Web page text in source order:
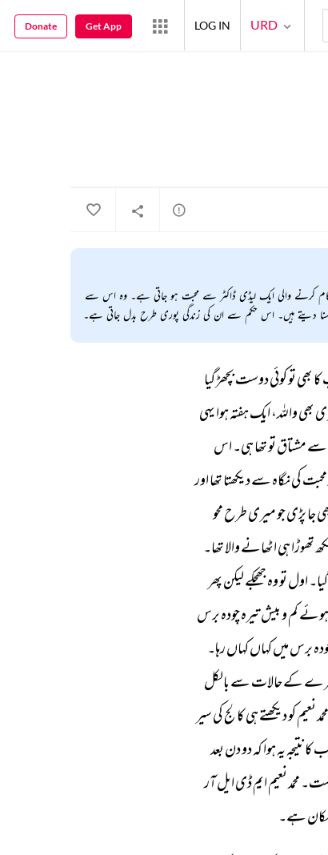
کام کرنے والی ایک لیڈی ڈاکٹر سے محبت ہو جاتی ہے۔ وہ اس سے
کا بھی تو کوئی دوست بچھڑ گیا
بھی واللہ، ایک ہفتہ ہوا یہی
سے مشتاق تو تھا ہی۔ اس
محبت کی نگاہ سے دیکھتا تھا اور
جا پڑی جو میری طرح محو
تھوڑا ہی اٹھانے والا تھا۔
گیا۔ اول تو وہ جھجکے لیکن پھر
ہوئے کم و بیش تیرہ چودہ برس
برس میں کہاں کہاں رہا۔
کے حالات سے بالکل
محمد نعیم کو دیکھتے ہی کالج کی سیر
کا نتیجہ یہ ہوا کہ دو دن بعد
محمد نعیم ایم ڈی ایل آر
ہے۔
URD
LOG IN
Get App
Donate